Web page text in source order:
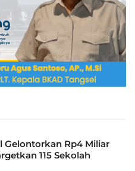
Gelontorkan Rp4 Miliar
115 Sekolah